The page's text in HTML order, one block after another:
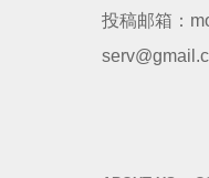
投稿邮箱：